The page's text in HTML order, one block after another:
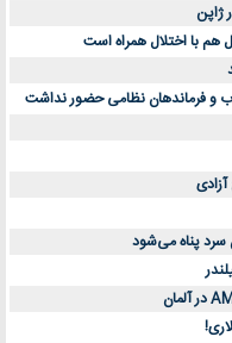
ژاپن
و فرماندهان نظامی حضور نداشت